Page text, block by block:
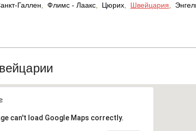
Галлен Флимс - Лаакс Цюрих Швейцария
can't load Google Maps correctly.